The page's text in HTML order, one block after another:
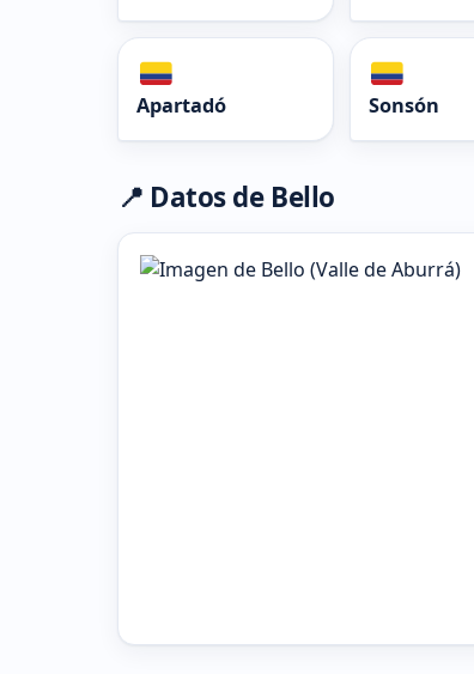
Apartadó Sonsón
📍 Datos de Bello